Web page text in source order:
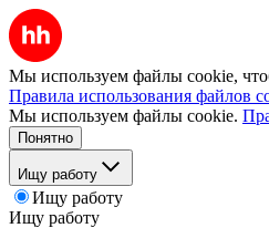
Мы используем файлы cookie,
Правила использования файлов
Мы используем файлы cookie.
Понятно
Ищу работу
Ищу работу
Ищу работу